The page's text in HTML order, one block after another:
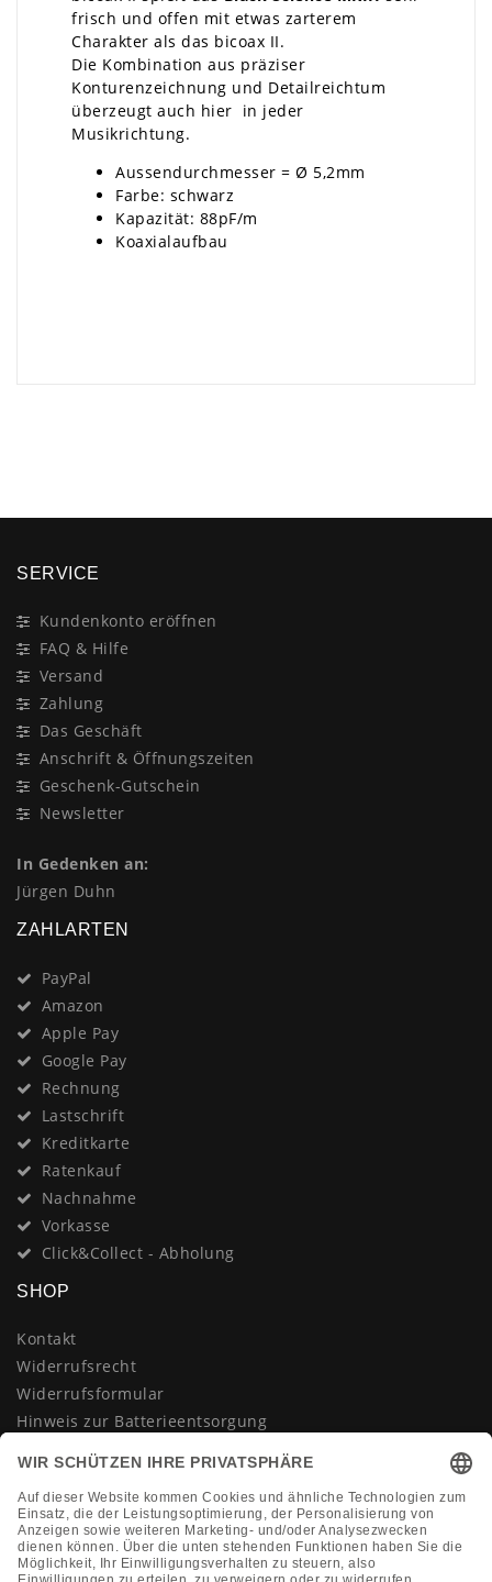
frisch und offen mit etwas zarterem
Charakter als das bicoax II.
Die Kombination aus präziser
Konturenzeichnung und Detailreichtum
überzeugt auch hier in jeder
Musikrichtung.
Aussendurchmesser = Ø 5,2mm
Farbe: schwarz
Kapazität: 88pF/m
Koaxialaufbau
SERVICE
Kundenkonto eröffnen
FAQ & Hilfe
Versand
Zahlung
Das Geschäft
Anschrift & Öffnungszeiten
Geschenk-Gutschein
Newsletter
In Gedenken an:
Jürgen Duhn
ZAHLARTEN
PayPal
Amazon
Apple Pay
Google Pay
Rechnung
Lastschrift
Kreditkarte
Ratenkauf
Nachnahme
Vorkasse
Click&Collect - Abholung
SHOP
Kontakt
Widerrufsrecht
Widerrufsformular
Hinweis zur Batterieentsorgung
Datenschutzerklärung
Impressum
Vertrag widerrufen